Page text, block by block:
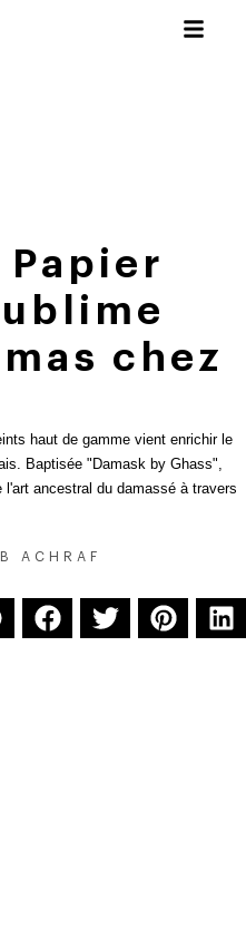
Papier
chez
haut de gamme vient enrichir le
Baptisée "Damask by Ghass",
ancestral du damassé à travers
ACHRAF